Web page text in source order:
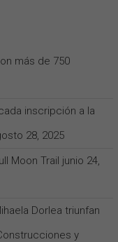
más de 750
inscripción a la
28, 2025
Moon Trail junio 24,
Dorlea triunfan
y